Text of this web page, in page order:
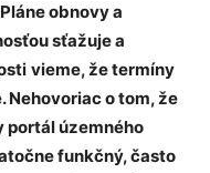
obnovy a
sťažuje a
vieme, že termíny
Nehovoriac o tom, že
portál územného
funkčný, často